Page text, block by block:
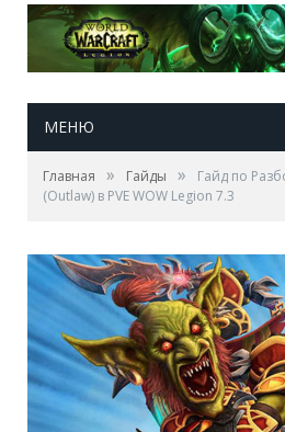
МЕНЮ
Главная » Гайды »
Гайд по
(Outlaw) в PVE WOW Legion 7.3